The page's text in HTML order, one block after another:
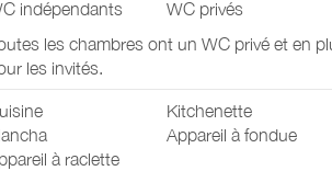
indépendants
WC privés
les chambres ont un WC privé et en
les invités.
Kitchenette
Appareil à fondue
à raclette